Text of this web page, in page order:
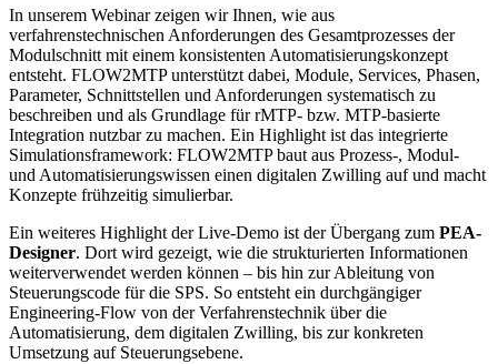
In unserem Webinar zeigen wir Ihnen, wie aus
verfahrenstechnischen Anforderungen des Gesamtprozesses der
Modulschnitt mit einem konsistenten Automatisierungskonzept
entsteht. FLOW2MTP unterstützt dabei, Module, Services, Phasen,
Parameter, Schnittstellen und Anforderungen systematisch zu
beschreiben und als Grundlage für rMTP- bzw. MTP-basierte
Integration nutzbar zu machen. Ein Highlight ist das integrierte
Simulationsframework: FLOW2MTP baut aus Prozess-, Modul-
und Automatisierungswissen einen digitalen Zwilling auf und macht
Konzepte frühzeitig simulierbar.
Ein weiteres Highlight der Live-Demo ist der Übergang zum PEA-
Designer. Dort wird gezeigt, wie die strukturierten Informationen
weiterverwendet werden können – bis hin zur Ableitung von
Steuerungscode für die SPS. So entsteht ein durchgängiger
Engineering-Flow von der Verfahrenstechnik über die
Automatisierung, dem digitalen Zwilling, bis zur konkreten
Umsetzung auf Steuerungsebene.